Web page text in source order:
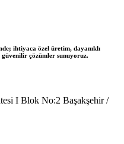
ihtiyaca özel üretim, dayanıklı
güvenilir çözümler sunuyoruz.
I Blok No:2 Başakşehir /